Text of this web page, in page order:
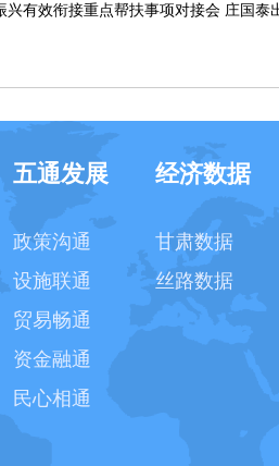
有效衔接重点帮扶事项对接会 庄国泰
五通发展
政策沟通
设施联通
贸易畅通
资金融通
民心相通
经济数据
甘肃数据
丝路数据